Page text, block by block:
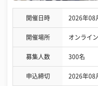
開催日時 2026年08
開催場所 オンライ
募集人数 300名
申込締切 2026年08